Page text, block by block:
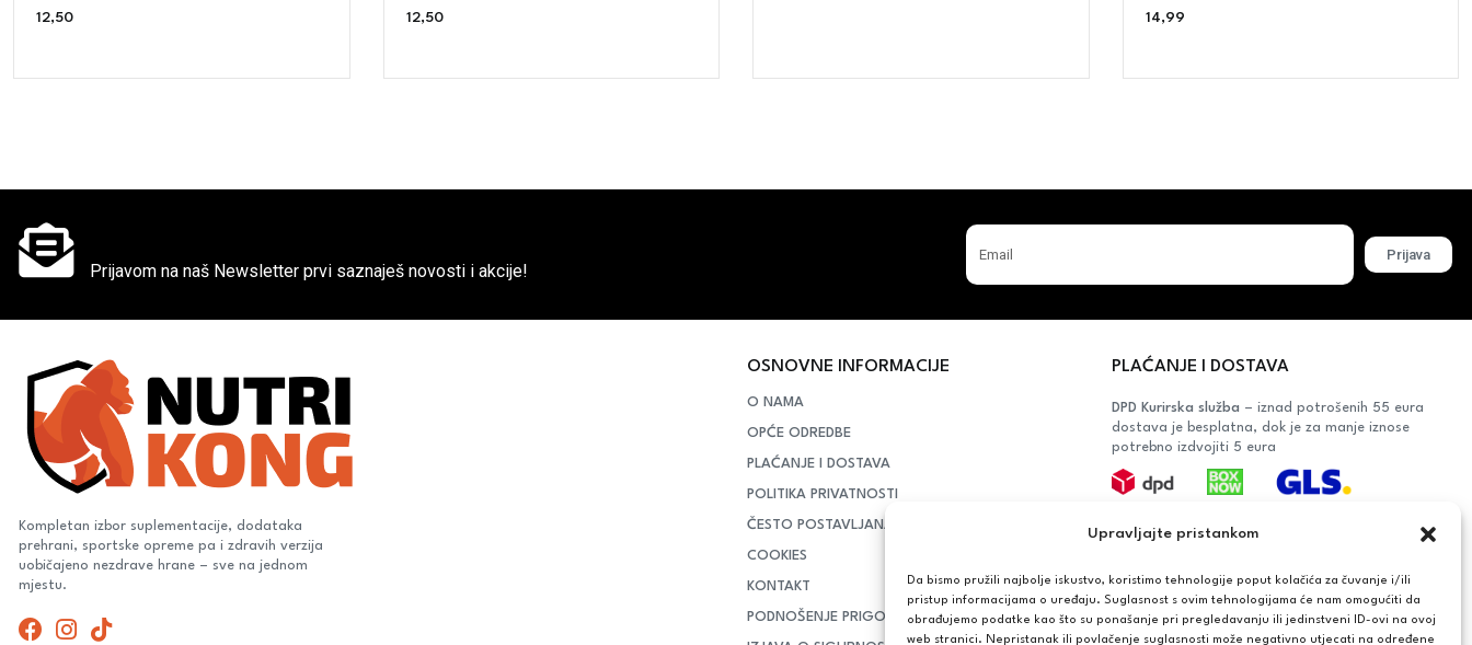
Upravljajte pristankom
Da bismo pružili najbolje iskustvo, koristimo tehnologije poput kolačića za čuvanje i/ili
pristup informacijama o uređaju. Suglasnost s ovim tehnologijama će nam omogućiti da
obrađujemo podatke kao što su ponašanje pri pregledavanju ili jedinstveni ID-ovi na ovoj
web stranici. Nepristanak ili povlačenje suglasnosti može negativno utjecati na određene
12,50 12,50 14,99
Prijavom na naš Newsletter prvi saznaješ novosti i akcije!
Prijava
Kompletan izbor suplementacije, dodataka
prehrani, sportske opreme pa i zdravih verzija
uobičajeno nezdrave hrane – sve na jednom
mjestu.
OSNOVNE INFORMACIJE
O NAMA
OPĆE ODREDBE
PLAĆANJE I DOSTAVA
POLITIKA PRIVATNOSTI
ČESTO POSTAVLJANA PITANJA
COOKIES
KONTAKT
PODNOŠENJE PRIGOVORA POTROŠAČA
PLAĆANJE I DOSTAVA
DPD Kurirska služba – iznad potrošenih 55 eura
dostava je besplatna, dok je za manje iznose
potrebno izdvojiti 5 eura
Bankovna transakcija, plaćanje prilikom